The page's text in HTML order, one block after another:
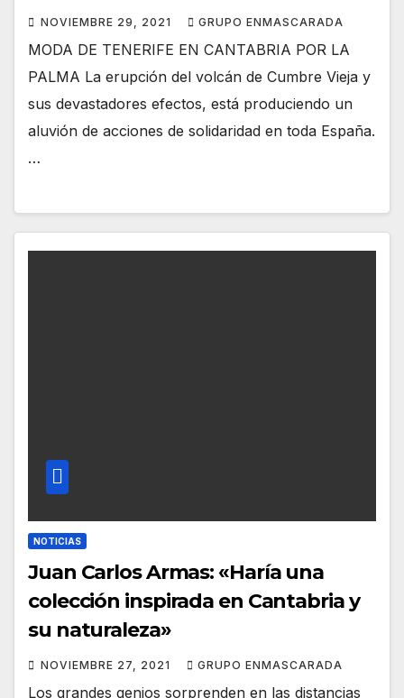
NOVIEMBRE 29, 2021 GRUPO ENMASCARADA
MODA DE TENERIFE EN CANTABRIA POR LA
PALMA La erupción del volcán de Cumbre Vieja y
sus devastadores efectos, está produciendo un
aluvión de acciones de solidaridad en toda España.
…
NOTICIAS
Juan Carlos Armas: «Haría una
colección inspirada en Cantabria y
su naturaleza»
NOVIEMBRE 27, 2021 GRUPO ENMASCARADA
Los grandes genios sorprenden en las distancias